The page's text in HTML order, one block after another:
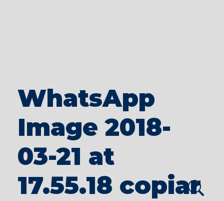
WhatsApp
Image 2018-
03-21 at
17.55.18 copiar